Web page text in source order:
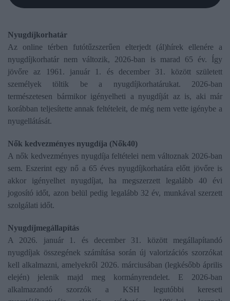
Nyugdíjkorhatár
Az online térben futótűzszerűen elterjedt (ál)hírek ellenére a
nyugdíjkorhatár nem változik, 2026-ban is marad 65 év. Így
jövőre az 1961. január 1. és december 31. között született
személyek töltik be a nyugdíjkorhatárukat. 2026-ban
természetesen bármikor igényelheti a nyugdíját az is, aki már
korábban teljesítette annak feltételeit, de még nem vette igénybe a
nyugellátását.
Nők kedvezményes nyugdíja (Nők40)
A nők kedvezményes nyugdíja feltételei nem változnak 2026-ban
sem. Eszerint egy nő a 65 éves nyugdíjkorhatára előtt jövőre is
akkor igényelhet nyugdíjat, ha megszerzett legalább 40 évi
jogosító időt, azon belül pedig legalább 32 év, munkával szerzett
szolgálati időt.
Nyugdíjmegállapítás
A 2026. január 1. és december 31. között megállapítandó
nyugdíjak összegének számítása során új valorizációs szorzókat
kell alkalmazni, amelyekről 2026. márciusában (legkésőbb április
elején) jelenik majd meg kormányrendelet. E 2026-ban
alkalmazandó szorzók a KSH legutóbbi kereseti